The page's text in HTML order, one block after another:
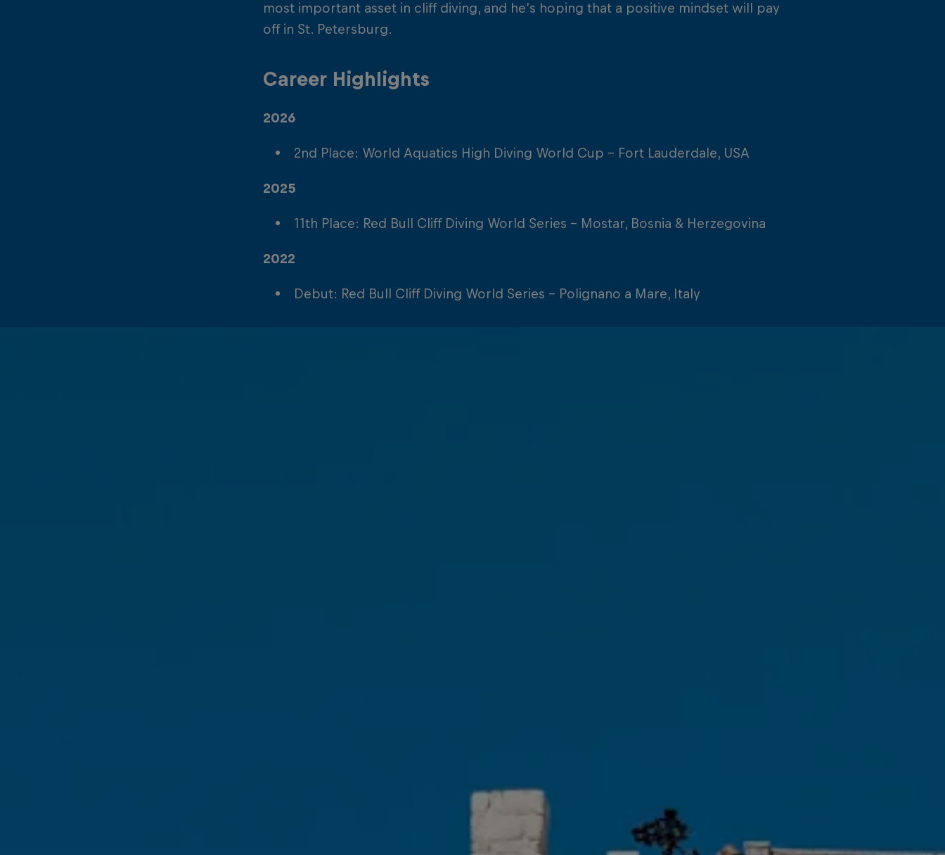
most important asset in cliff diving, and he’s hoping that a positive mindset will pay
off in St. Petersburg.
Career Highlights
2026
2nd Place: World Aquatics High Diving World Cup - Fort Lauderdale, USA
2025
11th Place: Red Bull Cliff Diving World Series - Mostar, Bosnia & Herzegovina
2022
Debut: Red Bull Cliff Diving World Series - Polignano a Mare, Italy